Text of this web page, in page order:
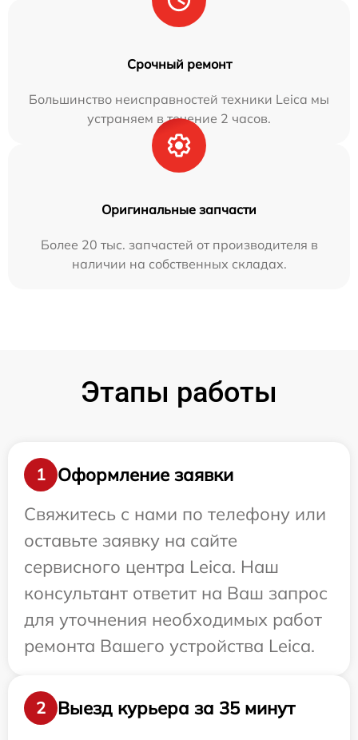
Срочный ремонт
Большинство неисправностей техники Leica мы
устраняем в течение 2 часов.
Оригинальные запчасти
Более 20 тыс. запчастей от производителя в
наличии на собственных складах.
Этапы работы
1
Оформление заявки
Свяжитесь с нами по телефону или
оставьте заявку на сайте
сервисного центра Leica. Наш
консультант ответит на Ваш запрос
для уточнения необходимых работ
ремонта Вашего устройства Leica.
2
Выезд курьера за 35 минут